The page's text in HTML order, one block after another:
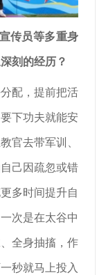
传员等多重身
刻的经历？
配，提前把活
下功夫就能安
官去带军训、
己因疏忽或错
多时间提升自
次是在太谷中
全身抽搐，作
秒就马上投入